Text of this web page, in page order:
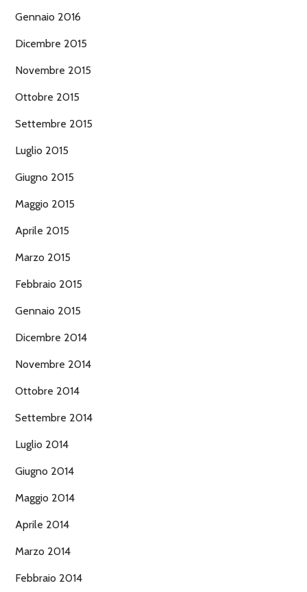
Gennaio 2016
Dicembre 2015
Novembre 2015
Ottobre 2015
Settembre 2015
Luglio 2015
Giugno 2015
Maggio 2015
Aprile 2015
Marzo 2015
Febbraio 2015
Gennaio 2015
Dicembre 2014
Novembre 2014
Ottobre 2014
Settembre 2014
Luglio 2014
Giugno 2014
Maggio 2014
Aprile 2014
Marzo 2014
Febbraio 2014